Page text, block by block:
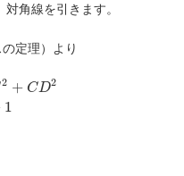
角線を引きます。
定理）より
2 + CD2
1